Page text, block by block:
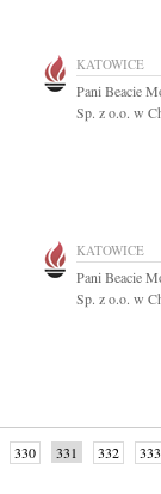
KATOWICE
Pani Beacie
Sp. z o.o. w
KATOWICE
Pani Beacie
Sp. z o.o. w
330 331 332
333